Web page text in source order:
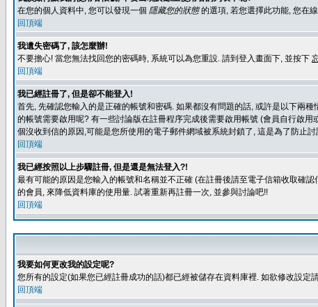
在您的個人資料中, 您可以發現一個 隱藏您的狀態的選項, 若您選擇此功能, 您在
回頂端
我遺失密碼了, 該怎麼辦!
不要擔心! 當您無法找回您的密碼時, 系統可以為您重設. 請到登入畫面下, 並按下
回頂端
我已經註冊了, 但是卻不能登入!
首先, 先確認您輸入的是正確的帳號和密碼. 如果都沒有問題的話, 或許是以下兩
的帳號需要啟用呢? 有一些討論版在註冊程序完成後需要啟用帳號 (會員自行啟
個沒收到信的原因,可能是您所使用的電子郵件網域被系統封鎖了, 這是為了防止
回頂端
我已經按照以上步驟註冊, 但是還是無法登入?!
最有可能的原因是您輸入的帳號和名稱並不正確 (在註冊後請至電子信箱收取確
的會員, 來降低資料庫的使用量. 試著重新再註冊一次, 並參與討論吧!!
回頂端
我要如何更改我的設定呢?
您所有的設定(如果您已經註冊成功的話)都已經被儲存在資料庫裡. 如欲修改設定
回頂端